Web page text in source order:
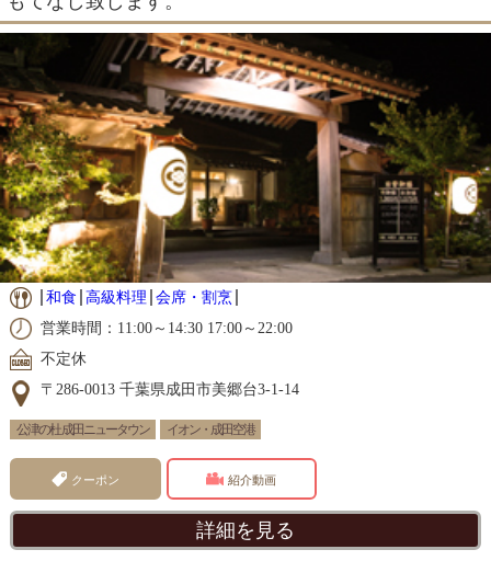
和食 高級料理 会席・割烹
営業時間：11:00～14:30 17:00～22:00
不定休
〒286-0013 千葉県成田市美郷台3-1-14
公津の杜 成田ニュータウン イオン・成田空港
クーポン 紹介動画
詳細を見る